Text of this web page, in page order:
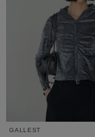
GALLEST